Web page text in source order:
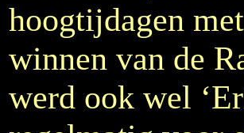
hoogtijdagen
winnen van de
werd ook wel